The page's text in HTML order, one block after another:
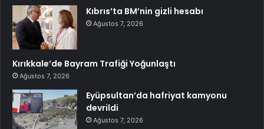
Kıbrıs’ta BM’nin gizli hesabı
Ağustos 7, 2026
Kırıkkale’de Bayram Trafiği Yoğunlaştı
Ağustos 7, 2026
Eyüpsultan’da hafriyat kamyonu
devrildi
Ağustos 7, 2026